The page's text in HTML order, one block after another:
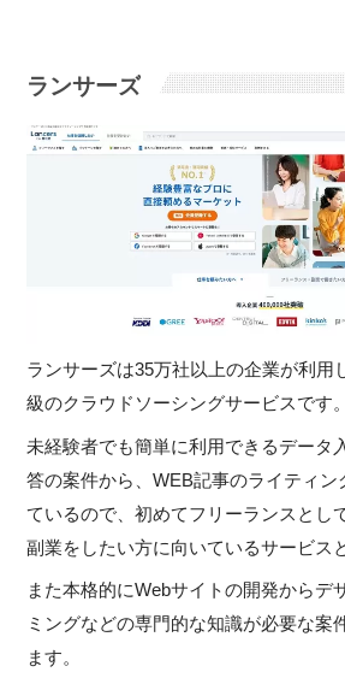
ランサーズ
ランサーズは35万社以上の企業が利用
級のクラウドソーシングサービスです。
未経験者でも簡単に利用できるデータ
答の案件から、WEB記事のライティン
ているので、初めてフリーランスとし
副業をしたい方に向いているサービス
また本格的にWebサイトの開発からデ
ミングなどの専門的な知識が必要な案
ます。